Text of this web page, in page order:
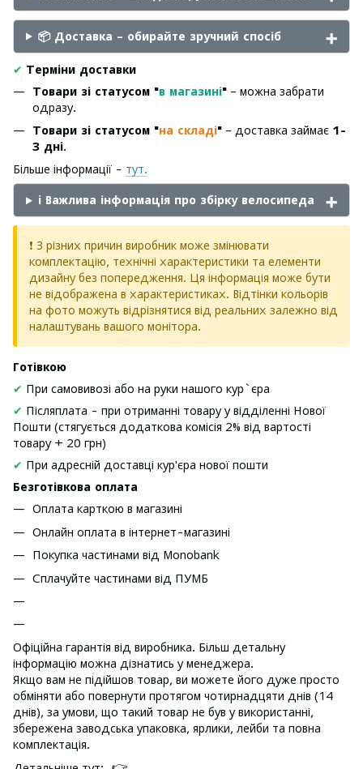
📦 Доставка – обирайте зручний спосіб
✔ Терміни доставки
Товари зі статусом "в магазині" – можна забрати
одразу.
Товари зі статусом "на складі" – доставка займає 1-
3 дні.
Більше інформації - тут.
ℹ️ Важлива інформація про збірку велосипеда
❗ З різних причин виробник може змінювати
комплектацію, технічні характеристики та елементи
дизайну без попередження. Ця інформація може бути
не відображена в характеристиках. Відтінки кольорів
на фото можуть відрізнятися від реальних залежно від
налаштувань вашого монітора.
Готівкою
✔ При самовивозі або на руки нашого кур`єра
✔ Післяплата - при отриманні товару у відділенні Нової
Пошти (стягується додаткова комісія 2% від вартості
товару + 20 грн)
✔ При адресній доставці кур'єра нової пошти
Безготівкова оплата
Оплата карткою в магазині
Онлайн оплата в інтернет-магазині
Покупка частинами від Monobank
Сплачуйте частинами від ПУМБ
Офіційна гарантія від виробника. Більш детальну
інформацію можна дізнатись у менеджера.
Якщо вам не підійшов товар, ви можете його дуже просто
обміняти або повернути протягом чотирнадцяти днів (14
днів), за умови, що такий товар не був у використанні,
збережена заводська упаковка, ярлики, лейби та повна
комплектація.